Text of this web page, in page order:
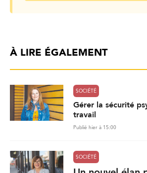
À LIRE ÉGALEMENT
SOCIÉTÉ
Gérer la sécurité
travail
Publié hier à 15:00
SOCIÉTÉ